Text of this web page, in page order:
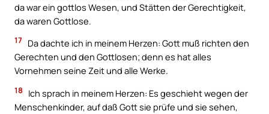
da war ein gottlos Wesen, und Stätten der Gerechtigkeit,
da waren Gottlose.
17 Da dachte ich in meinem Herzen: Gott muß richten den
Gerechten und den Gottlosen; denn es hat alles
Vornehmen seine Zeit und alle Werke.
18
Ich sprach in meinem Herzen: Es geschieht wegen der
Menschenkinder, auf daß Gott sie prüfe und sie sehen,